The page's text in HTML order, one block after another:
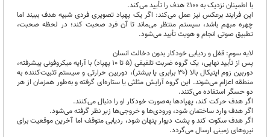
با اطمینان نزدیک به ۱۰۰٪ هدف را تأیید می‌کند.
این فرایند برعکس نیز عمل می‌کند: اگر یک پهپاد تصویری فردی شبیه هدف ببیند اما
چهره مبهم باشد، سیستم منتظر می‌ماند تا آن فرد صحبت کند؛ در لحظه صحبت،
تطبیق صوتی انجام و هویت تأیید می‌شود.
لایه سوم: قفل و ردیابی خودکار بدون دخالت انسان
پس از تأیید نهایی، یک گروه ضربت تلفیقی (۵ تا ۱۰ پهپاد) با آرایه میکروفونی پیشرفته،
دوربین زوم اپتیکال بالا (۳۰ برابری یا بیشتر)، دوربین حرارتی و سیستم تثبیت‌کننده به
منطقه اعزام می‌شوند. این گروه آرایش مثلثی یا ستاره‌ای گرفته و به‌طور همزمان از هر
دو حسگر استفاده می‌کنند.
اگر هدف حرکت کند، پهپادها به‌صورت خودکار او را دنبال می‌کنند.
اگر هدف وارد ساختمان شود، ورودی‌ها و خروجی‌ها زیر نظر گرفته می‌شود.
اگر هدف سکوت کند و پشت دیوار پنهان شود، ردیابی متوقف اما آخرین موقعیت برای
نیروهای زمینی ارسال می‌گردد.